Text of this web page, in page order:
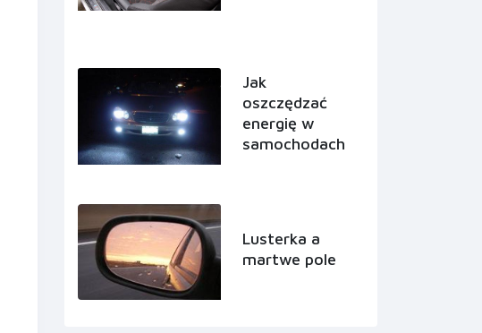
Jak
oszczędzać
energię w
samochodach
Lusterka a
martwe pole